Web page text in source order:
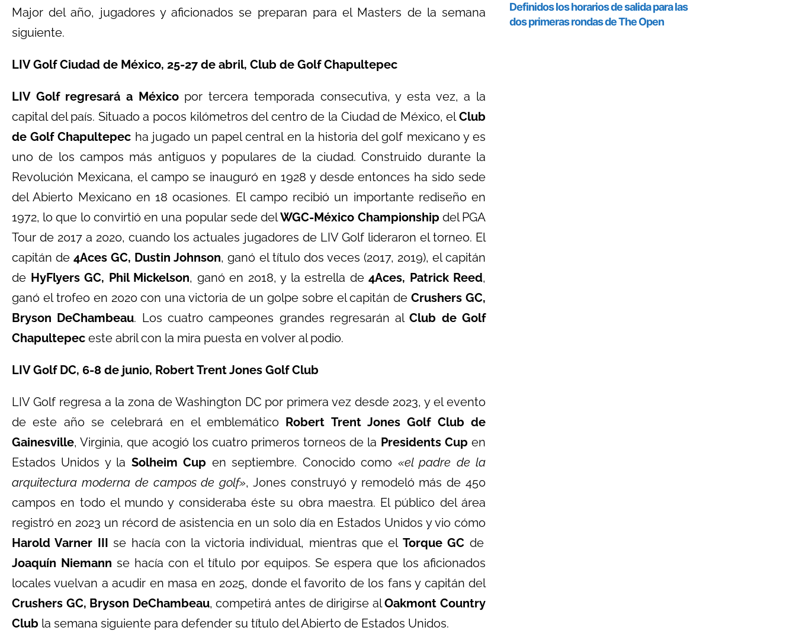
Major del año, jugadores y aficionados se preparan para el Masters de la semana
siguiente.
LIV Golf Ciudad de México, 25-27 de abril, Club de Golf Chapultepec
LIV Golf regresará a Méxicopor tercera temporada consecutiva, y esta vez, a la
capital del país. Situado a pocos kilómetros del centro de la Ciudad de México, elClub
de Golf Chapultepec ha jugado un papel central en la historia del golf mexicano y es
uno de los campos más antiguos y populares de la ciudad. Construido durante la
Revolución Mexicana, el campo se inauguró en 1928 y desde entonces ha sido sede
del Abierto Mexicano en 18 ocasiones. El campo recibió un importante rediseño en
1972, lo que lo convirtió en una popular sede delWGC-México Championship del PGA
Tour de 2017 a 2020, cuando los actuales jugadores de LIV Golf lideraron el torneo. El
capitán de 4Aces GC, Dustin Johnson, ganó el título dos veces (2017, 2019), el capitán
de HyFlyers GC, Phil Mickelson, ganó en 2018, y la estrella de 4Aces, Patrick Reed,
ganó el trofeo en 2020 con una victoria de un golpe sobre el capitán deCrushers GC,
Bryson DeChambeau. Los cuatro campeones grandes regresarán alClub de Golf
Chapultepec este abril con la mira puesta en volver al podio.
LIV Golf DC, 6-8 de junio, Robert Trent Jones Golf Club
LIV Golf regresa a la zona de Washington DC por primera vez desde 2023, y el evento
de este año se celebrará en el emblemático Robert Trent Jones Golf Club de
Gainesville, Virginia, que acogió los cuatro primeros torneos de la Presidents Cup en
Estados Unidos y la Solheim Cup en septiembre. Conocido como «el padre de la
arquitectura moderna de campos de golf», Jones construyó y remodeló más de 450
campos en todo el mundo y consideraba éste su obra maestra. El público del área
registró en 2023 un récord de asistencia en un solo día en Estados Unidos y vio cómo
Harold Varner III se hacía con la victoria individual, mientras que el Torque GC de
Joaquín Niemann se hacía con el título por equipos. Se espera que los aficionados
locales vuelvan a acudir en masa en 2025, donde el favorito de los fans y capitán del
Crushers GC, Bryson DeChambeau, competirá antes de dirigirse alOakmont Country
Club la semana siguiente para defender su título del Abierto de Estados Unidos.